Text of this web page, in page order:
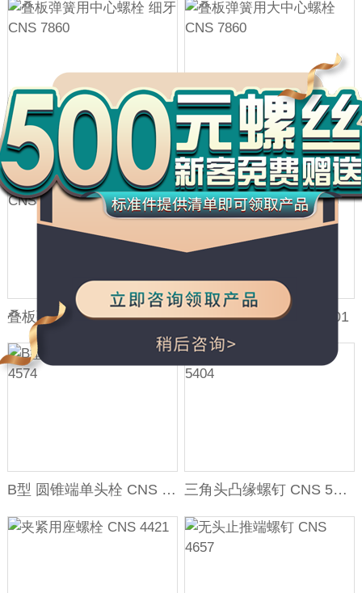
叠板弹簧用中心螺栓 细牙 CNS 7860 叠板弹簧用大中心螺栓 CNS 7860
叠板弹簧用中心螺栓 CNS 7860 六角盖头螺栓 CNS 4701
B型 圆锥端单头栓 CNS 4574 三角头凸缘螺钉 CNS 5404
工
品